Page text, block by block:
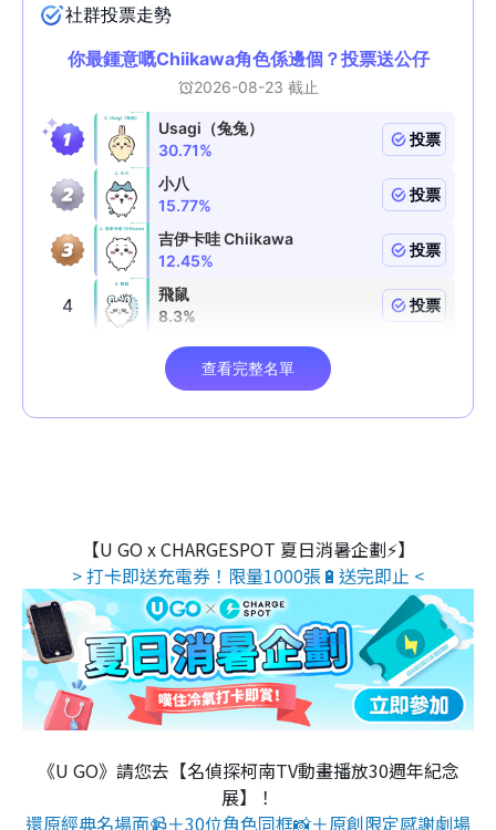
【U GO x CHARGESPOT 夏日消暑企劃⚡】
> 打卡即送充電券！限量1000張🔋送完即止 <
《U GO》請您去【名偵探柯南TV動畫播放30週年紀念
展】！
還原經典名場面📹＋30位角色同框📸＋原創限定感謝劇場